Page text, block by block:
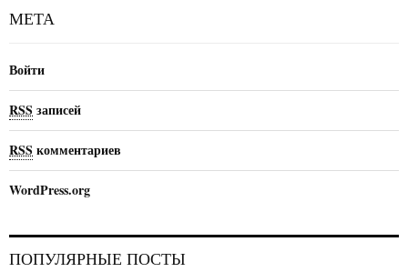
МЕТА
Войти
RSS записей
RSS комментариев
WordPress.org
ПОПУЛЯРНЫЕ ПОСТЫ